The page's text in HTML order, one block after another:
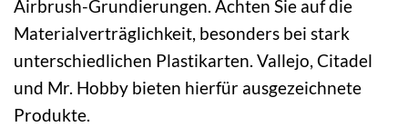
Airbrush-Grundierungen. Achten Sie auf die
Materialverträglichkeit, besonders bei stark
unterschiedlichen Plastikarten. Vallejo, Citadel
und Mr. Hobby bieten hierfür ausgezeichnete
Produkte.